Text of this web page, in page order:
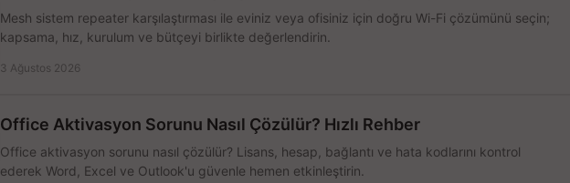
Mesh sistem repeater karşılaştırması ile eviniz veya ofisiniz için doğru Wi-Fi çözümünü seçin;
kapsama, hız, kurulum ve bütçeyi birlikte değerlendirin.
3 Ağustos 2026
Office Aktivasyon Sorunu Nasıl Çözülür? Hızlı Rehber
Office aktivasyon sorunu nasıl çözülür? Lisans, hesap, bağlantı ve hata kodlarını kontrol
ederek Word, Excel ve Outlook'u güvenle hemen etkinleştirin.